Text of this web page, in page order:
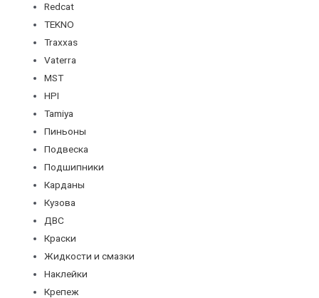
Redcat
TEKNO
Traxxas
Vaterra
MST
HPI
Tamiya
Пиньоны
Подвеска
Подшипники
Карданы
Кузова
ДВС
Краски
Жидкости и смазки
Наклейки
Крепеж